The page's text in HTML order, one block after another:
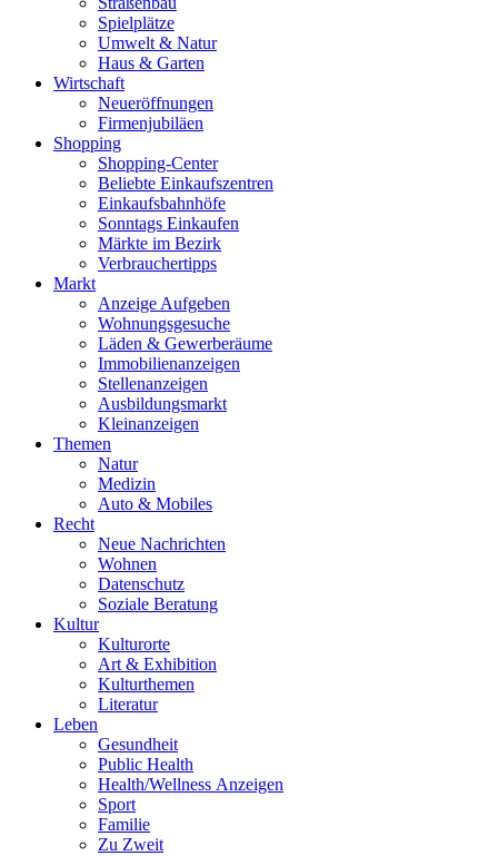
Spielplätze
Umwelt & Natur
Haus & Garten
Wirtschaft
Neueröffnungen
Firmenjubiläen
Shopping
Shopping-Center
Beliebte Einkaufszentren
Einkaufsbahnhöfe
Sonntags Einkaufen
Märkte im Bezirk
Verbrauchertipps
Markt
Anzeige Aufgeben
Wohnungsgesuche
Läden & Gewerberäume
Immobilienanzeigen
Stellenanzeigen
Ausbildungsmarkt
Kleinanzeigen
Themen
Natur
Medizin
Auto & Mobiles
Recht
Neue Nachrichten
Wohnen
Datenschutz
Soziale Beratung
Kultur
Kulturorte
Art & Exhibition
Kulturthemen
Literatur
Leben
Gesundheit
Public Health
Health/Wellness Anzeigen
Sport
Familie
Zu Zweit